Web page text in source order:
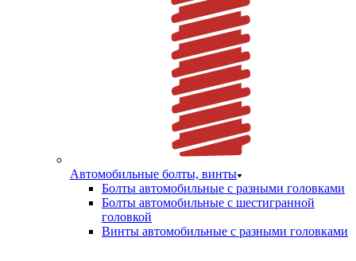
Автомобильные болты, винты
Болты автомобильные с разными головками
Болты автомобильные с шестигранной
головкой
Винты автомобильные с разными головками